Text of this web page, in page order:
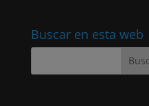
Buscar en esta web